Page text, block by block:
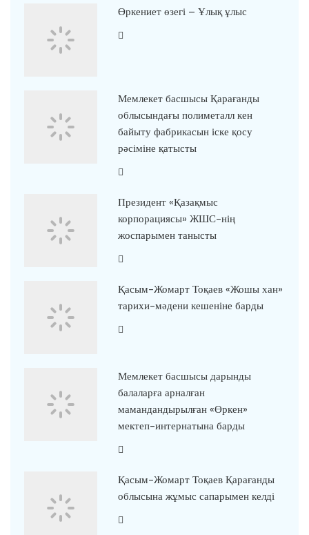
Өркениет өзегі – Ұлық ұлыс
Мемлекет басшысы Қарағанды
облысындағы полиметалл кен
байыту фабрикасын іске қосу
рәсіміне қатысты
Президент «Қазақмыс
корпорациясы» ЖШС-нің
жоспарымен танысты
Қасым-Жомарт Тоқаев «Жошы хан»
тарихи-мәдени кешеніне барды
Мемлекет басшысы дарынды
балаларға арналған
мамандандырылған «Өркен»
мектеп-интернатына барды
Қасым-Жомарт Тоқаев Қарағанды
облысына жұмыс сапарымен келді